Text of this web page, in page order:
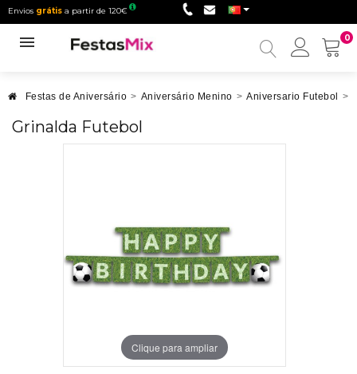
Envios grátis a partir de 120€
0
Minha
Festas de Aniversário > Aniversário Menino > Aniversario Futebol >
Grinalda Futebol
Clique para ampliar